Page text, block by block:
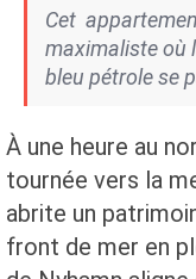
Cet
maximaliste où
bleu pétrole se
À une heure au
tournée vers la
abrite un
front de mer en